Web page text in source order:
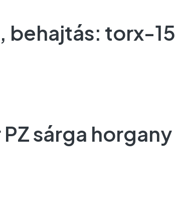
behajtás: torx-15
sárga horgany